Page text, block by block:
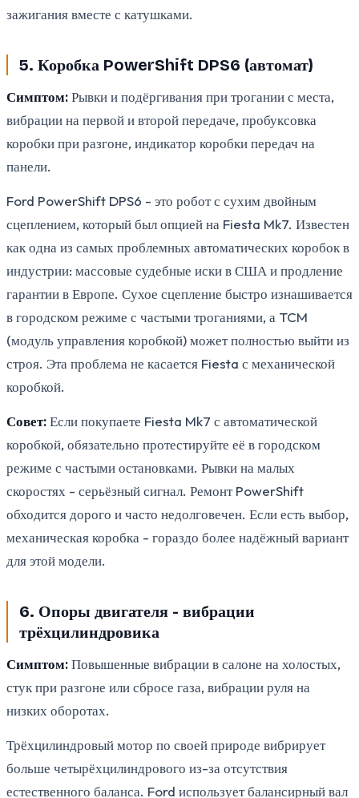
зажигания вместе с катушками.
5. Коробка PowerShift DPS6 (автомат)
Симптом:Рывки и подёргивания при трогании с места,
вибрации на первой и второй передаче, пробуксовка
коробки при разгоне, индикатор коробки передач на
панели.
Ford PowerShift DPS6 - это робот с сухим двойным
сцеплением, который был опцией на Fiesta Mk7. Известен
как одна из самых проблемных автоматических коробок в
индустрии: массовые судебные иски в США и продление
гарантии в Европе. Сухое сцепление быстро изнашивается
в городском режиме с частыми троганиями, а TCM
(модуль управления коробкой) может полностью выйти из
строя. Эта проблема не касается Fiesta с механической
коробкой.
Совет:Если покупаете Fiesta Mk7 с автоматической
коробкой, обязательно протестируйте её в городском
режиме с частыми остановками. Рывки на малых
скоростях - серьёзный сигнал. Ремонт PowerShift
обходится дорого и часто недолговечен. Если есть выбор,
механическая коробка - гораздо более надёжный вариант
для этой модели.
6. Опоры двигателя - вибрации
трёхцилиндровика
Симптом:Повышенные вибрации в салоне на холостых,
стук при разгоне или сбросе газа, вибрации руля на
низких оборотах.
Трёхцилиндровый мотор по своей природе вибрирует
больше четырёхцилиндрового из-за отсутствия
естественного баланса. Ford использует балансирный вал